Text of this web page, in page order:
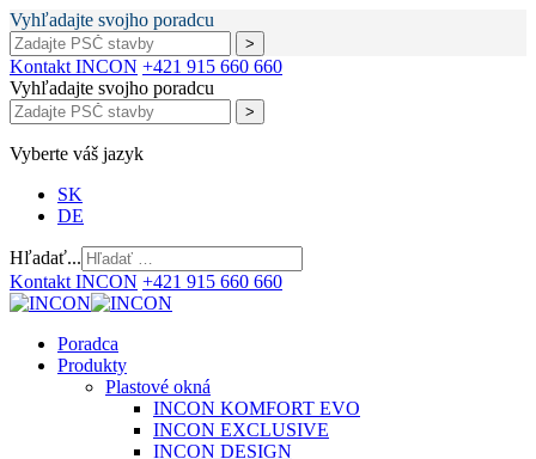
Vyhľadajte svojho poradcu
Kontakt INCON +421 915 660 660
Vyhľadajte svojho poradcu
Vyberte váš jazyk
SK
DE
Hľadať...
Kontakt INCON +421 915 660 660
Poradca
Produkty
Plastové okná
INCON KOMFORT EVO
INCON EXCLUSIVE
INCON DESIGN